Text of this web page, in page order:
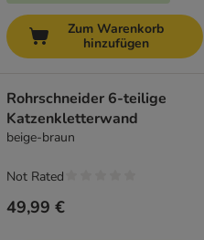
Zum Warenkorb
hinzufügen
Rohrschneider 6-teilige
Katzenkletterwand
beige-braun
49,99 €
Not Rated